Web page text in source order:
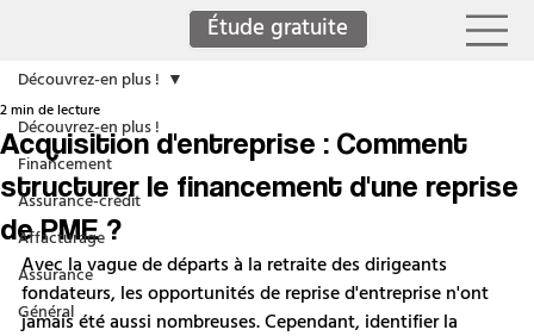
Étude gratuite
Découvrez-en plus !
Financement
Assurance-crédit
Affacturage
Assurance
Général
Découvrez-en plus !
Acquisition d'entreprise : Comment
structurer le financement d'une reprise
de PME ?
2 min de lecture
Avec la vague de départs à la retraite des dirigeants
fondateurs, les opportunités de reprise d'entreprise n'ont
jamais été aussi nombreuses. Cependant, identifier la